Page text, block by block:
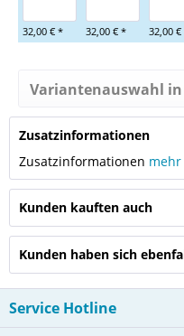
32,00 € * 32,00 € * 32,00
Variantenauswahl
Zusatzinformationen
Zusatzinformationen mehr
Kunden kauften auch
Kunden haben sich
Service Hotline